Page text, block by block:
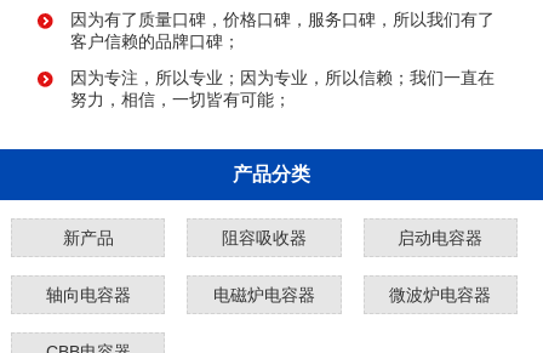
因为有了质量口碑，价格口碑，服务口碑，所以我们有了
客户信赖的品牌口碑；
因为专注，所以专业；因为专业，所以信赖；我们一直在
努力，相信，一切皆有可能；
产品分类
新产品 阻容吸收器 启动电容器
轴向电容器 电磁炉电容器 微波炉电容器